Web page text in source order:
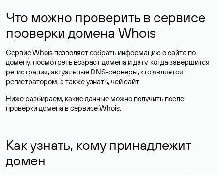
Что можно проверить в сервисе
проверки домена Whois
Сервис Whois позволяет собрать информацию о сайте по
домену: посмотреть возраст домена и дату, когда завершится
регистрация, актуальные DNS-серверы, кто является
регистратором, а также узнать, чей сайт.
Ниже разбираем, какие данные можно получить после
проверки домена в сервисе Whois.
Как узнать, кому принадлежит
домен